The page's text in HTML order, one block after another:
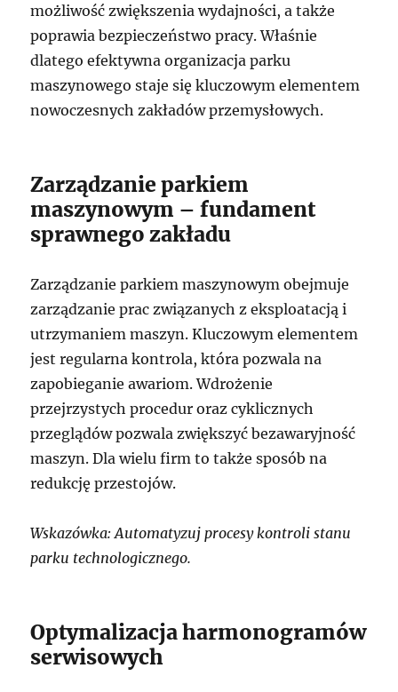
możliwość zwiększenia wydajności, a także
poprawia bezpieczeństwo pracy. Właśnie
dlatego efektywna organizacja parku
maszynowego staje się kluczowym elementem
nowoczesnych zakładów przemysłowych.
Zarządzanie parkiem
maszynowym – fundament
sprawnego zakładu
Zarządzanie parkiem maszynowym obejmuje
zarządzanie prac związanych z eksploatacją i
utrzymaniem maszyn. Kluczowym elementem
jest regularna kontrola, która pozwala na
zapobieganie awariom. Wdrożenie
przejrzystych procedur oraz cyklicznych
przeglądów pozwala zwiększyć bezawaryjność
maszyn. Dla wielu firm to także sposób na
redukcję przestojów.
Wskazówka: Automatyzuj procesy kontroli stanu
parku technologicznego.
Optymalizacja harmonogramów
serwisowych